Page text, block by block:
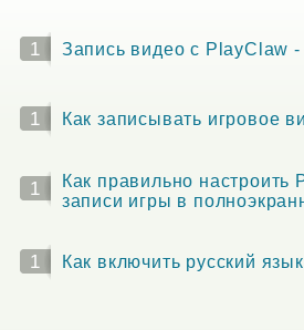
1 Запись видео с PlayClaw -
1 Как записывать игровое
1
Как правильно настроить
записи игры в
1 Как включить русский